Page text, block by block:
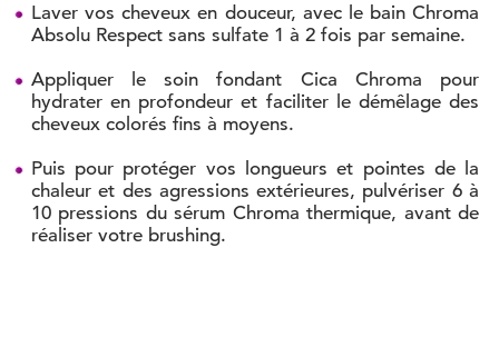
Laver vos cheveux en douceur, avec le bain Chroma
Absolu Respect sans sulfate 1 à 2 fois par semaine.
Appliquer le soin fondant Cica Chroma pour
hydrater en profondeur et faciliter le démêlage des
cheveux colorés fins à moyens.
Puis pour protéger vos longueurs et pointes de la
chaleur et des agressions extérieures, pulvériser 6 à
10 pressions du sérum Chroma thermique, avant de
réaliser votre brushing.